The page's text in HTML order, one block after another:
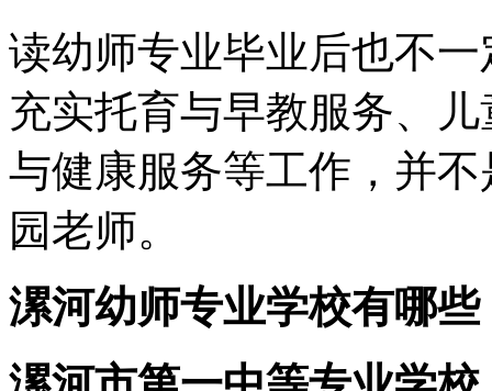
读幼师专业毕业后也不
充实托育与早教服务、
与健康服务等工作，并
园老师。
漯河幼师专业学校有哪些